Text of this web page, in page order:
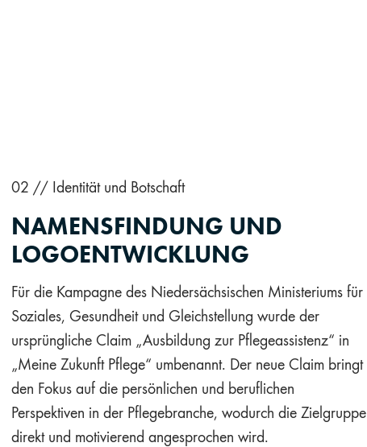
02 // Identität und Botschaft
NAMENSFINDUNG UND
LOGOENTWICKLUNG
Für die Kampagne des Niedersächsischen Ministeriums für
Soziales, Gesundheit und Gleichstellung wurde der
ursprüngliche Claim „Ausbildung zur Pflegeassistenz“ in
„Meine Zukunft Pflege“ umbenannt. Der neue Claim bringt
den Fokus auf die persönlichen und beruflichen
Perspektiven in der Pflegebranche, wodurch die Zielgruppe
direkt und motivierend angesprochen wird.